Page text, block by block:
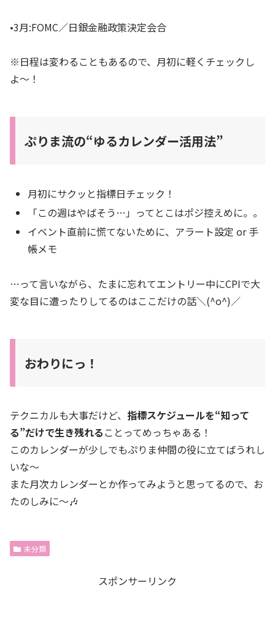
•3月:FOMC／日銀金融政策決定会合
※日程は変わることもあるので、月初に軽くチェックし
よ〜！
ぷりま流の“ゆるカレンダー活用法”
月初にサクッと指標日チェック！
「この週はやばそう…」ってとこはポジ控えめに。。
イベント直前に慌てないために、アラート設定 or 手
帳メモ
…って言いながら、たまに忘れてエントリー中にCPIで大
変な目に遭ったりしてるのはここだけの話＼(^o^)／
おわりにっ！
テクニカルも大事だけど、 指標スケジュールを“知って
る”だけで生き残れる ことってめっちゃある！
このカレンダーが少しでもぷりま仲間の役に立てばうれし
いな〜
また月次カレンダーとか作ってみようと思ってるので、お
たのしみに〜🎶
未分類
スポンサーリンク